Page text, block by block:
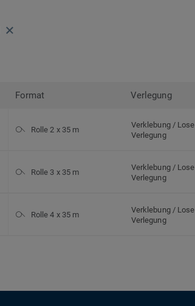
Format Verlegung
Rolle 2 x 35 m
Verklebung / Lose
Verlegung
Rolle 3 x 35 m
Verklebung / Lose
Verlegung
Rolle 4 x 35 m
Verklebung / Lose
Verlegung